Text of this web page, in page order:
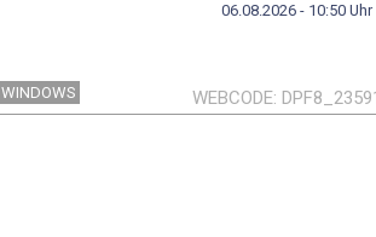
06.08.2026 - 10:50 Uhr
WINDOWS WEBCODE